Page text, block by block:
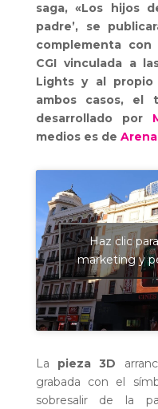
saga, «Los hijos
padre’, se
complementa
CGI vinculada a
Lights y al
ambos casos, el
desarrollado por
medios es de
Haz clic
marketing y
La pieza 3D
grabada con el
sobresalir de la